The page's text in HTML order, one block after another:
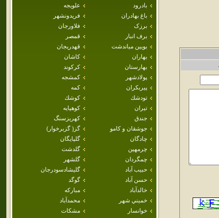
بادرود
علويجه
باغ بهادران
فريدونشهر
برزک
فلاورجان
برف انبار
قمصر
بويين مياندشت
قهدريجان
بهاران
كاشان
بهارستان
كركوند
پولادشهر
كمشجه
پيربكران
كمه
تودشك
كوشك
تيران
كوهپايه
جندق
كهريزسنگ
جوشقان و كامو
گز( گزبرخوار)
چادگان
گلپايگان
چرمهين
گلدشت
چمگردان
گلشهر
حبيب آباد
گليشادسودرجان
حسن آباد
گوگد
خالدآباد
مباركه
خميني شهر
محمدآباد
خوانسار
مشكات